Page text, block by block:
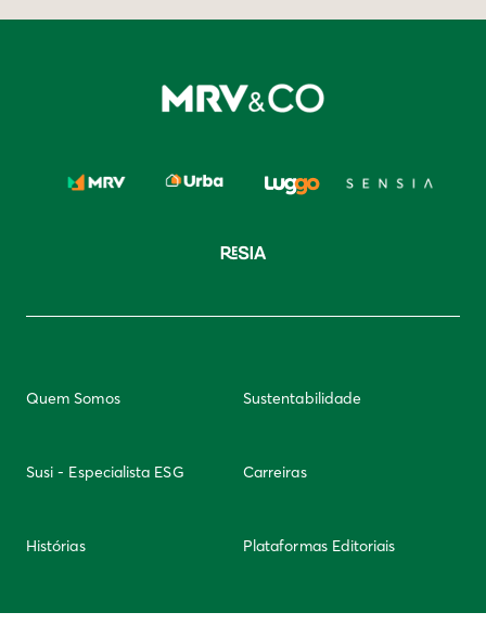
Quem Somos Sustentabilidade
Susi - Especialista ESG Carreiras
Histórias Plataformas Editoriais
Newsletter Integridade